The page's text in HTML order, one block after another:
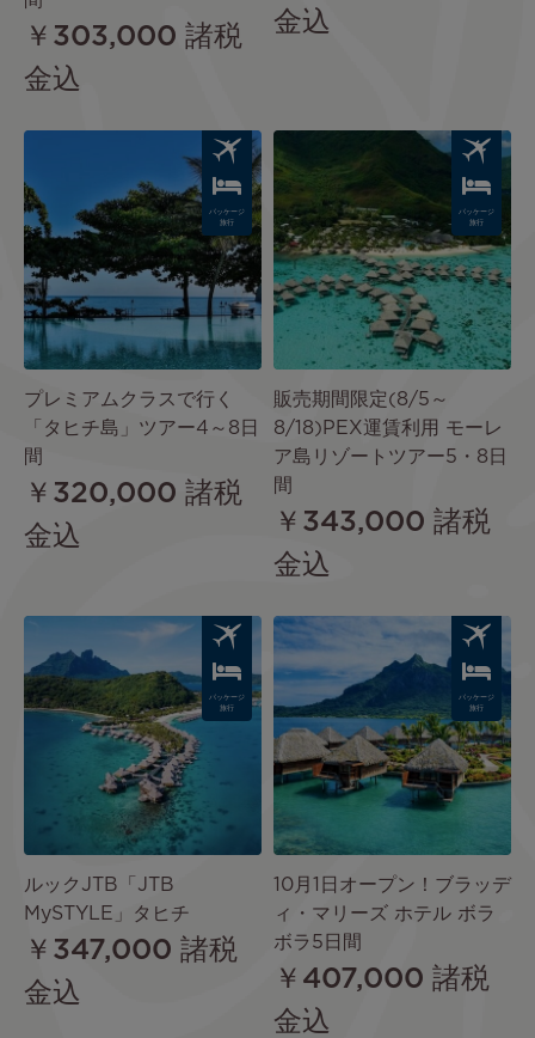
￥303,000 諸税
金込
金込
パッケージ
旅行
プレミアムクラスで行く
「タヒチ島」ツアー4～8日
間
￥320,000 諸税
金込
パッケージ
旅行
販売期間限定(8/5～
8/18)PEX運賃利用 モーレ
ア島リゾートツアー5・8日
間
￥343,000 諸税
金込
パッケージ
旅行
ルックJTB「JTB
MySTYLE」タヒチ
￥347,000 諸税
金込
Image
パッケージ
旅行
10月1日オープン！ブラッデ
ィ・マリーズ ホテル ボラ
ボラ5日間
￥407,000 諸税
金込